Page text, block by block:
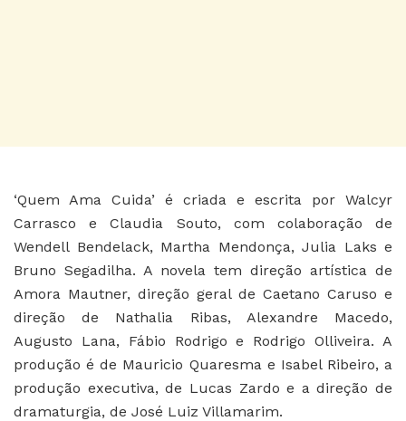
‘Quem Ama Cuida’ é criada e escrita por Walcyr
Carrasco e Claudia Souto, com colaboração de
Wendell Bendelack, Martha Mendonça, Julia Laks e
Bruno Segadilha. A novela tem direção artística de
Amora Mautner, direção geral de Caetano Caruso e
direção de Nathalia Ribas, Alexandre Macedo,
Augusto Lana, Fábio Rodrigo e Rodrigo Olliveira. A
produção é de Mauricio Quaresma e Isabel Ribeiro, a
produção executiva, de Lucas Zardo e a direção de
dramaturgia, de José Luiz Villamarim.